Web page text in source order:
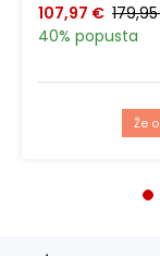
107,97 €
40% popusta
Že